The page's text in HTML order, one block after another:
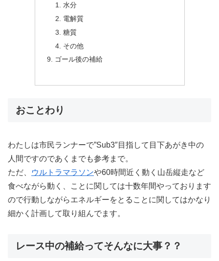
水分
電解質
糖質
その他
ゴール後の補給
おことわり
わたしは市民ランナーで”Sub3″目指して目下あがき中の
人間ですのであくまでも参考まで。
ただ、
ウルトラマラソンや60時間近く動く山岳縦走など
食べながら動く、ことに関しては十数年間やっております
ので行動しながらエネルギーをとることに関してはかなり
細かく計画して取り組んでます。
レース中の補給ってそんなに大事？？